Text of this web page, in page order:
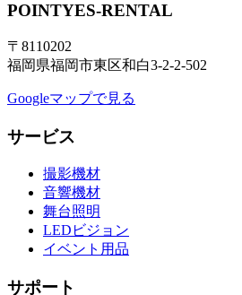
POINTYES-RENTAL
〒8110202
福岡県福岡市東区和白3-2-2-502
Googleマップで見る
サービス
撮影機材
音響機材
舞台照明
LEDビジョン
イベント用品
サポート